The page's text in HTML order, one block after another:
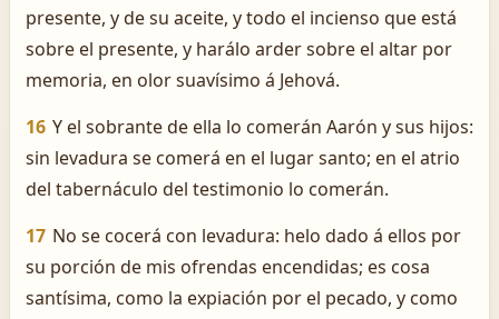
presente, y de su aceite, y todo el incienso que está
sobre el presente, y harálo arder sobre el altar por
memoria, en olor suavísimo á Jehová.
16 Y el sobrante de ella lo comerán Aarón y sus hijos:
sin levadura se comerá en el lugar santo; en el atrio
del tabernáculo del testimonio lo comerán.
17 No se cocerá con levadura: helo dado á ellos por
su porción de mis ofrendas encendidas; es cosa
santísima, como la expiación por el pecado, y como